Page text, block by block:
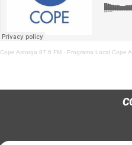
Cope Astorga 87.6 FM · Programa Local Cope